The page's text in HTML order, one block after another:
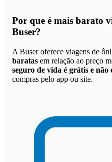
Por que é mais barato
Buser?
A Buser oferece viagens de
baratas em relação ao preço
seguro de vida é grátis e
compras pelo app ou site.